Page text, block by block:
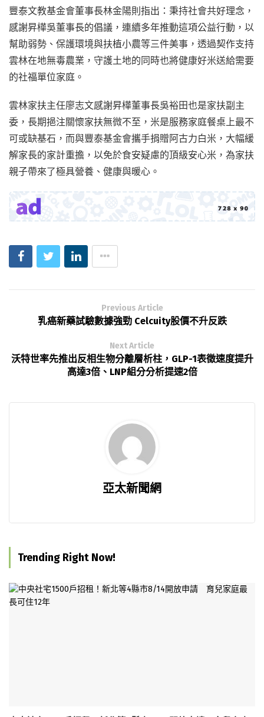
豐泰文教基金會董事長林金陽則指出：秉持社會共好理念，
感謝昇樺吳董事長的倡議，連續多年推動這項公益行動，以
幫助弱勢、保護環境與扶植小農等三件美事，透過契作支持
雲林在地無毒農業，守護土地的同時也將健康好米送給需要
的社福單位家庭。
雲林家扶主任廖志文感謝昇樺董事長吳裕田也是家扶副主
委，長期挹注關懷家扶無微不至，米是服務家庭餐桌上最不
可或缺基石，而與豐泰基金會攜手捐贈阿古力白米，大幅緩
解家長的家計重擔，以免於食安疑慮的頂級安心米，為家扶
親子帶來了極具營養、健康與暖心。
Previous Article
乳癌新藥試驗數據強勁 Celcuity股價不升反跌
Next Article
沃特世率先推出反相生物分離層析柱，GLP-1表徵速度提升
高達3倍、LNP組分分析提速2倍
亞太新聞網
Trending Right Now!